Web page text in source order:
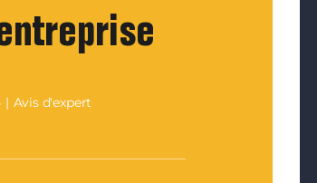
| Avis d'expert